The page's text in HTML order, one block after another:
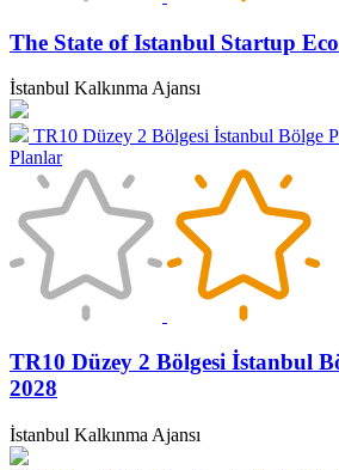
The State of Istanbul Startup
İstanbul Kalkınma Ajansı
TR10 Düzey 2 Bölgesi İstanbul Bölge
Planlar
TR10 Düzey 2 Bölgesi İstanbul
2028
İstanbul Kalkınma Ajansı